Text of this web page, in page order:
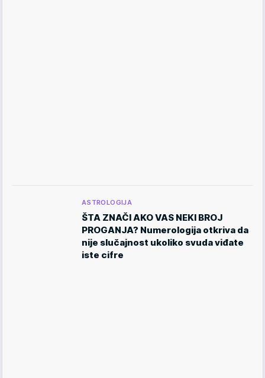
ASTROLOGIJA
ŠTA ZNAČI AKO VAS NEKI BROJ
PROGANJA? Numerologija otkriva da
nije slučajnost ukoliko svuda viđate
iste cifre